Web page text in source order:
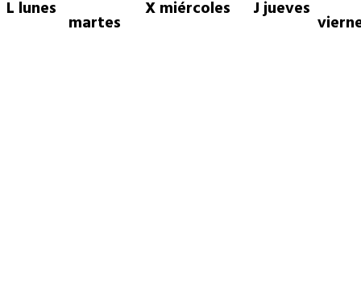
L lunes
martes
Xmiércoles Jjueves